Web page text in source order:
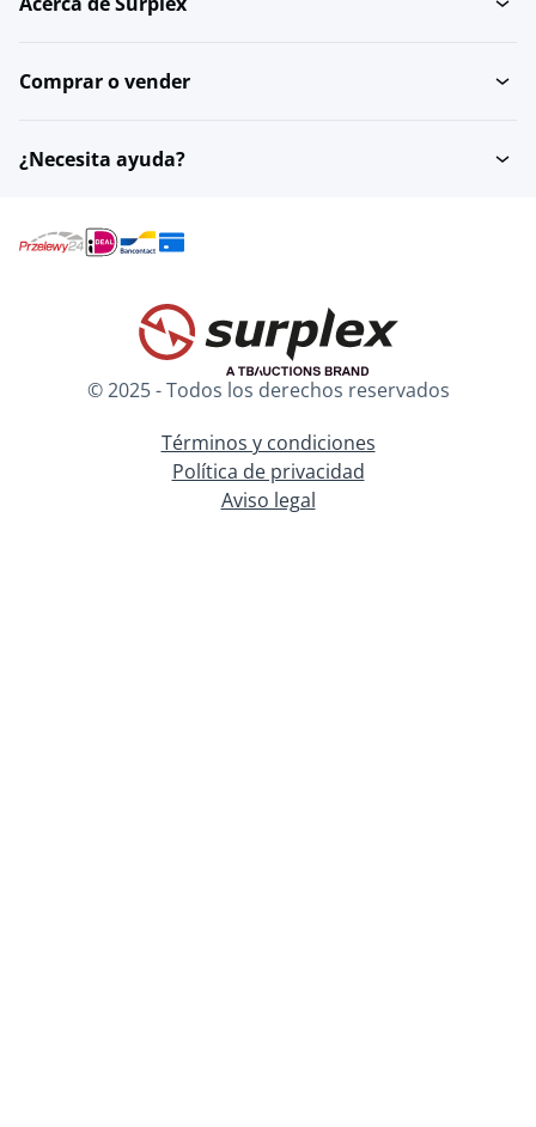
Comprar o vender
¿Necesita ayuda?
© 2025 - Todos los derechos reservados
Términos y condiciones
Política de privacidad
Aviso legal